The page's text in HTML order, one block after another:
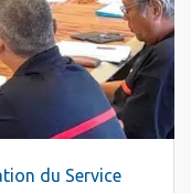
du Service